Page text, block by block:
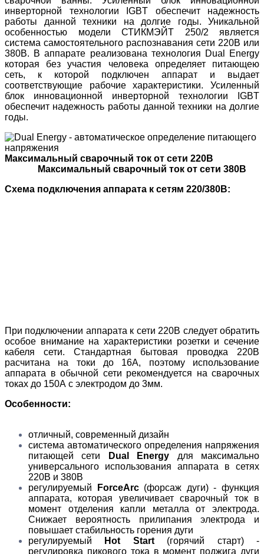
инверторной технологии IGBT обеспечит надежность
работы данной техники на долгие годы. Уникальной
особенностью модели СТИКМЭЙТ 250/2 является
система самостоятельного распознавания сети 220В или
380В. В аппарате реализована технология Dual Energy
которая без участия человека определяет питающею
сеть, к которой подключен аппарат и выдает
соответствующие рабочие характеристики. Усиленный
блок инновационной инверторной технологии IGBT
обеспечит надежность работы данной техники на долгие
годы.
Максимальный сварочный ток от сети 220В
Максимальный сварочный ток от сети 380В
Схема подключения аппарата к сетям 220/380В:
При подключении аппарата к сети 220В следует обратить
особое внимание на характеристики розетки и сечение
кабеля сети. Стандартная бытовая проводка 220В
расчитана на токи до 16А, поэтому использование
аппарата в обычной сети рекомендуется на сварочных
токах до 150А с электродом до 3мм.
Особенности:
отличный, современный дизайн
система автоматического определения напряжения
питающей сети
Dual Energy для максимально
универсального использования аппарата в сетях
220В и 380В
регулируемый
ForceArc (форсаж дуги) - функция
аппарата, которая увеличивает сварочный ток в
момент отделения капли металла от электрода.
Снижает вероятность прилипания электрода и
повышает стабильность горения дуги
регулируемый
Hot Start
(горячий старт) -
регулировка пикового тока в момент поджига дуги